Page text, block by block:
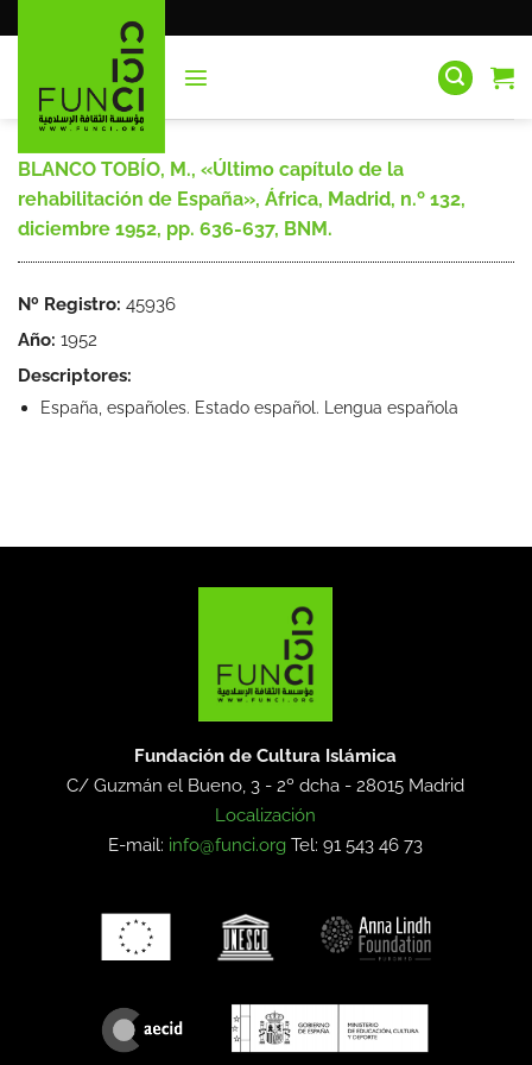
al
BLANCO TOBÍO, M., «Último capítulo de la
rehabilitación de España», África, Madrid, n.º 132,
diciembre 1952, pp. 636-637, BNM.
Nº Registro: 45936
Año: 1952
Descriptores:
España, españoles. Estado español. Lengua española
Fundación de Cultura Islámica
C/ Guzmán el Bueno, 3 - 2º dcha -28015 Madrid
Localización
E-mail: info@funci.org Tel: 91 543 46 73